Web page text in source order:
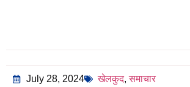
July 28, 2024 खेलकुद,समाचार